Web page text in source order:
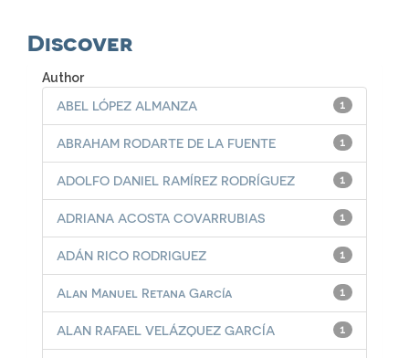
Discover
Author
1
ABEL LÓPEZ ALMANZA
1
ABRAHAM RODARTE DE LA FUENTE
1
ADOLFO DANIEL RAMÍREZ RODRÍGUEZ
1
ADRIANA ACOSTA COVARRUBIAS
1
ADÁN RICO RODRIGUEZ
1
Alan Manuel Retana García
1
ALAN RAFAEL VELÁZQUEZ GARCÍA